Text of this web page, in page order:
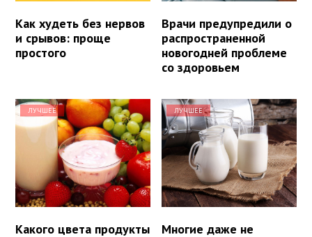
Как худеть без нервов
и срывов: проще
простого
Врачи предупредили о
распространенной
новогодней проблеме
со здоровьем
ЛУЧШЕЕ
Какого цвета продукты
ЛУЧШЕЕ
Многие даже не